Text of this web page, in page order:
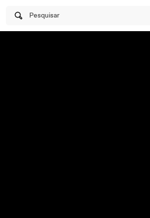
Pesquisar